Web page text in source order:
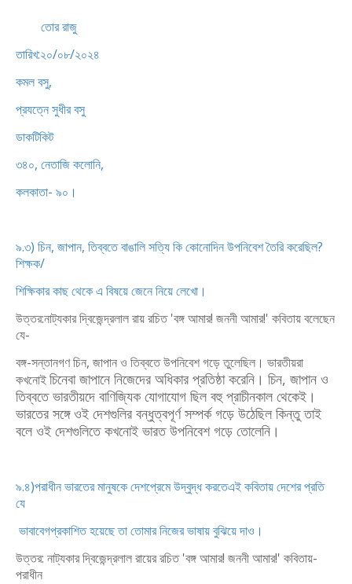
তোর রাজু
তারিখ:২০/০৮/২০২৪
কমল বসু,
প্রযত্নে সুধীর বসু
ডাকটিকিট
৩৪০, নেতাজি কলোনি,
কলকাতা- ৯০।
৯.৩) চিন, জাপান, তিব্বতে বাঙালি সত্যি কি কোনোদিন উপনিবেশ তৈরি করেছিল?
শিক্ষক/
শিক্ষিকার কাছ থেকে এ বিষয়ে জেনে নিয়ে লেখো।
উত্তর:নাট্যকার দ্বিজেন্দ্রলাল রায় রচিত 'বঙ্গ আমার! জননী আমার!' কবিতায় বলেছেন
যে-
বঙ্গ-সন্তানগণ চিন, জাপান ও তিব্বতে উপনিবেশ গড়ে তুলেছিল। ভারতীয়রা
কখনোইচিনেবা জাপানে নিজেদের অধিকার প্রতিষ্ঠা করেনি। চিন, জাপান ও
তিব্বতে ভারতীয়দে বাণিজ্যিক যোগাযোগ ছিল বহু প্রাচীনকাল থেকেই।
ভারতের সঙ্গে ওই দেশগুলির বন্ধুত্বপূর্ণসম্পর্কগড়ে উঠেছিল কিন্তু তাই
বলে ওই দেশগুলিতে কখনোই ভারত উপনিবেশ গড়ে তোলেনি।
৯.৪)পরাধীন ভারতের মানুষকে দেশপ্রেমে উদ্‌বুদ্ধ করতেএই কবিতায় দেশের প্রতি
যে
ভাবাবেগপ্রকাশিত হয়েছে তা তোমার নিজের ভাষায় বুঝিয়ে দাও।
উত্তর: নাট্যকার দ্বিজেন্দ্রলাল রায়ের রচিত 'বঙ্গ আমার! জননী আমার!' কবিতায়-
পরাধীন